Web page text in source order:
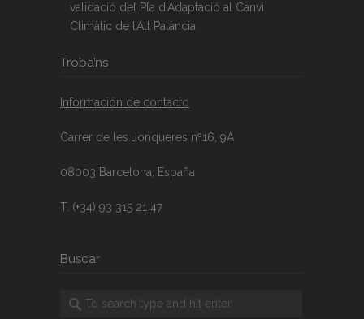
validació del Pla d’Adaptació al Canvi
Climàtic de l’Alt Palància
Troba’ns
Información de contacto
Carrer de les Jonqueres nº16, 9A
08003 Barcelona, España
T. (+34) 93 315 21 47
Buscar